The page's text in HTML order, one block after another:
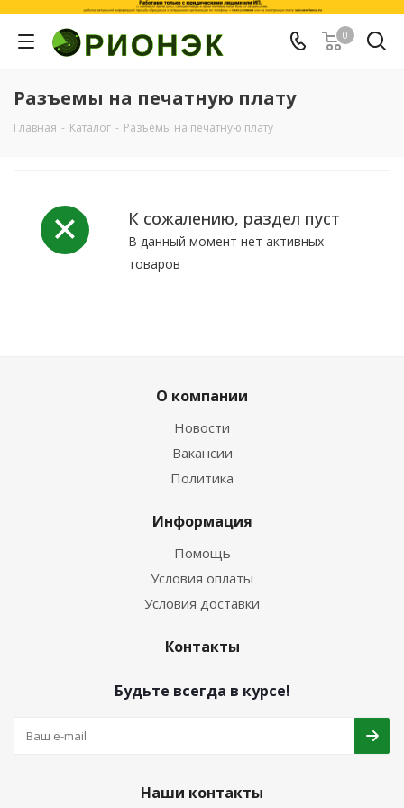
0
Разъемы на печатную плату
Главная - Каталог - Разъемы на печатную плату
К сожалению, раздел пуст
В данный момент нет активных
товаров
О компании
Новости
Вакансии
Политика
Информация
Помощь
Условия оплаты
Условия доставки
Контакты
Будьте всегда в курсе!
Наши контакты